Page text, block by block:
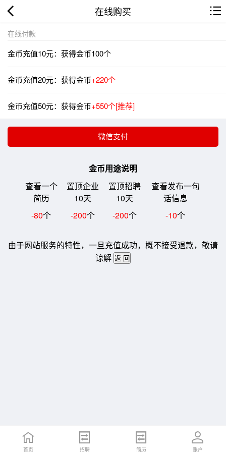
在线购买
在线付款
金币充值10元：获得金币100个
金币充值20元：获得金币+220个
金币充值50元：获得金币+550个[推荐]
金币用途说明
查看一个
简历
置顶企业
10天
置顶招聘
10天
查看发布一句
话信息
-80个 -200个 -200个 -10个
由于网站服务的特性，一旦充值成功，概不接受退款，敬请
谅解
首页 招聘 简历 账户